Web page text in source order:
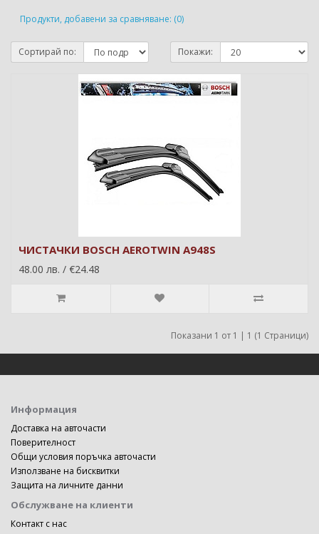
Продукти, добавени за сравняване: (0)
Сортирай по: Покажи:
ЧИСТАЧКИ BOSCH AEROTWIN A948S
48.00 лв. / €24.48
Показани 1 от 1 | 1 (1 Страници)
Информация
Доставка на авточасти
Поверителност
Общи условия поръчка авточасти
Използване на бисквитки
Защита на личните данни
Обслужване на клиенти
Контакт с нас